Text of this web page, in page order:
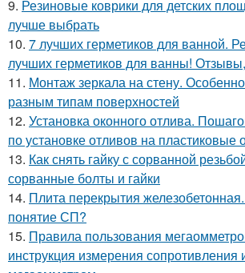
9. Резиновые коврики для детских
лучше выбрать
10. 7 лучших герметиков для ванной.
лучших герметиков для ванны!
11. Монтаж зеркала на стену.
разным типам поверхностей
12. Установка оконного отлива.
по установке отливов на пластиковые
13. Как снять гайку с сорванной
сорванные болты и гайки
14. Плита перекрытия
понятие СП?
15. Правила пользования
инструкция измерения сопротивления